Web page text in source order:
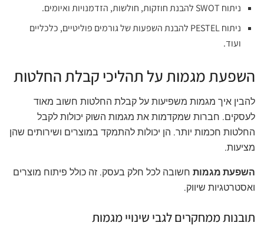
ניתוח SWOT להבנת חוזקות, חולשות, הזדמנויות ואיומים.
ניתוח PESTEL להבנת השפעות של גורמים פוליטיים, כלכליים
ועוד.
השפעת מגמות על תהליכי קבלת החלטות
להבין איך מגמות משפיעות על קבלת החלטות חשוב מאוד
לעסקים. חברות שמקדמות את מגמות השוק יכולות לקבל
החלטות חכמות יותר. הן יכולות להתמקד במוצרים ושירותים שהן
מציעות.
השפעת מגמות חשובה לכל חלק בעסק. זה כולל פיתוח מוצרים
ואסטרטגיות שיווק.
תובנות ממחקרים לגבי שינויי מגמות